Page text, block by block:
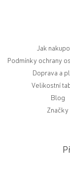
Jak
Podmínky ochrany
Doprava a
Velikostní
Blog
Značky